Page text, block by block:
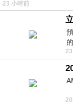
有
23 小時前